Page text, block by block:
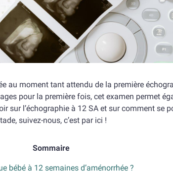
au moment tant attendu de la première
pour la première fois, cet examen permet
sur l’échographie à 12 SA et sur comment se
suivez-nous, c’est par ici !
Sommaire
bébé à 12 semaines d’aménorrhée ?